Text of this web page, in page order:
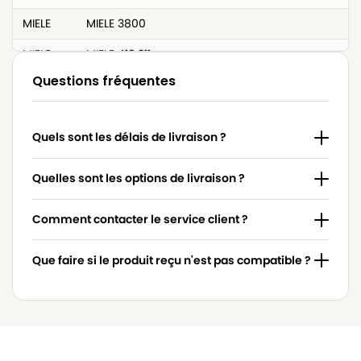
MIELE
MIELE 3800
MIELE
MIELE 418.311
MIELE
MIELE 4306916
MIELE
MIELE 4854915
MIELE
MIELE 617063
MIELE
MIELE 7736191
MIELE
MIELE 837.086
MIELE
MIELE 9442600
Questions fréquentes
Quels sont les délais de livraison ?
Quelles sont les options de livraison ?
Comment contacter le service client ?
Que faire si le produit reçu n'est pas compatible ?